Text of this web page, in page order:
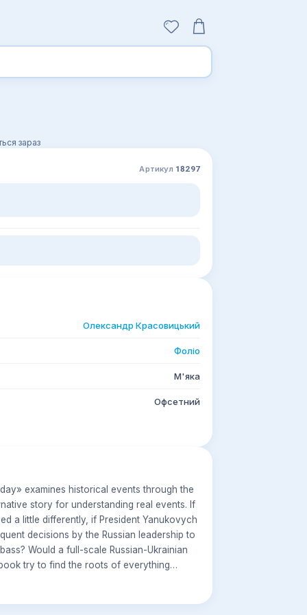
зараз
Артикул 18297
Олександр Красовицький
Фоліо
М'яка
Офсетний
examines historical events through the
story for understanding real events. If
a little differently, if President Yanukovych
decisions by the Russian leadership to
Would a full-scale Russian-Ukrainian
try to find the roots of everything